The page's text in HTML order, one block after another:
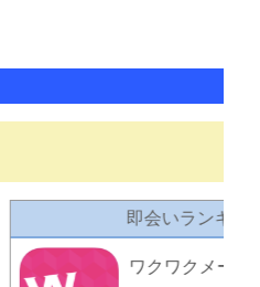
即会いランキング
ワクワクメール